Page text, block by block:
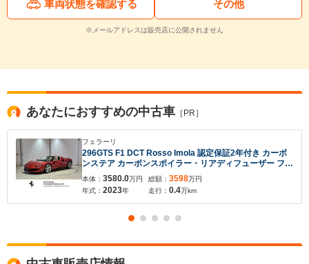
車両状態を確認する その他
※メールアドレスは販売店に公開されません
あなたにおすすめの中古車 ［PR］
フェラーリ
296GTS F1 DCT Rosso Imola 認定保証2年付き カーボ
ンステア カーボンスポイラー・リアディフューザー フロ
ントレーダー ネックウォーマー ブラックキャリパー サ
スペンションリフター プレミアムHIFIシステム
本体： 3580.0万円
年式： 2023年
総額： 3598万円
走行： 0.4万km